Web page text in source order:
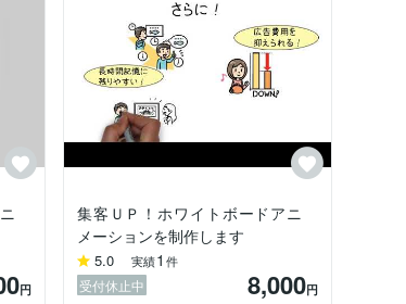
円
集客ＵＰ！ホワイトボードアニ
メーションを制作します
5.0 実績1 件
受付休止中 8,000円